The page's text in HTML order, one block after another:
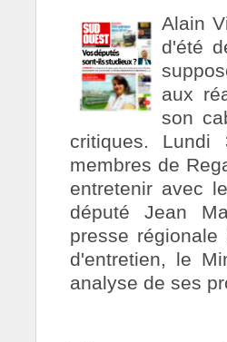
Alain
d'été
aux
son
critiques.
membres de
entretenir avec
député Jean
presse
d'entretien, le
analyse de ses